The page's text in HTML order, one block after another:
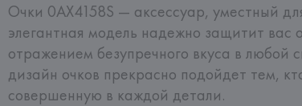
Очки 0AX4158S — аксессуар, уместный
элегантная модель надежно защитит вас
отражением безупречного вкуса в любой
дизайн очков прекрасно подойдет тем,
совершенную в каждой детали.